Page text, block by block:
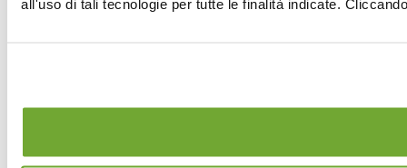
all'uso di tali tecnologie per tutte le finalità indicate.